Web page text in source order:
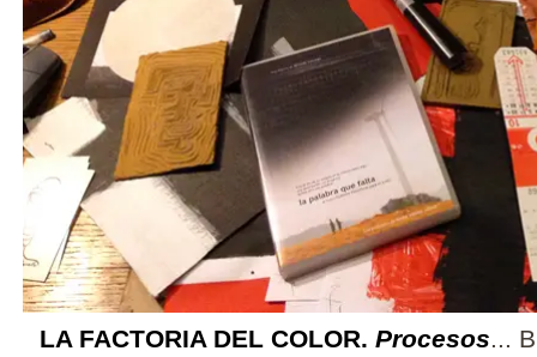
LA FACTORIA DEL COLOR. Procesos...